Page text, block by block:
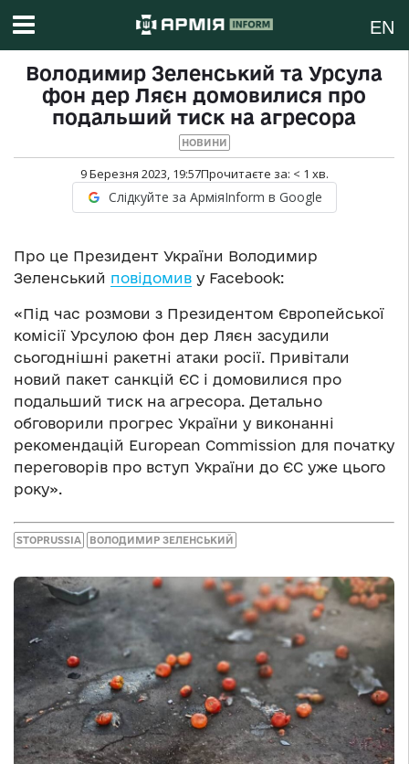
EN
Володимир Зеленський та Урсула
фон дер Ляєн домовилися про
подальший тиск на агресора
НОВИНИ
9 Березня 2023, 19:57Прочитаєте за: < 1 хв.
Слідкуйте за АрміяInform в Google
Про це Президент України Володимир
Зеленський повідомив у Facebook:
«Під час розмови з Президентом Європейської
комісії Урсулою фон дер Ляєн засудили
сьогоднішні ракетні атаки росії. Привітали
новий пакет санкцій ЄС і домовилися про
подальший тиск на агресора. Детально
обговорили прогрес України у виконанні
рекомендацій European Commission для початку
переговорів про вступ України до ЄС уже цього
року».
STOPRUSSIA ВОЛОДИМИР ЗЕЛЕНСЬКИЙ